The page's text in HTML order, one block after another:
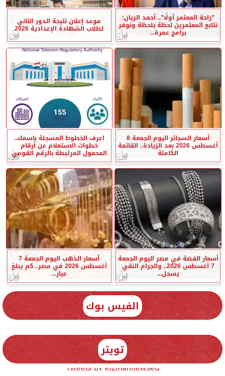
”راحة المعتمر أولًا”.. أحمد الريان:
نتابع المعتمرين لحظة بلحظة ونوفر
برامج عمرة...
موعد إعلان نتيجة الدور الثاني
لطلاب الشهادة الإعدادية 2026
أسعار السجائر اليوم الجمعة 8
أغسطس 2026 بعد الزيادة.. القائمة
الكاملة
اعرف الخطوط المسجلة باسمك..
خطوات الاستعلام عن أرقام
المحمول المرتبطة بالرقم القومي
أسعار الفضة في مصر اليوم الجمعة
7 أغسطس 2026.. والجرام النقي
يسجل...
أسعار الذهب اليوم الجمعة 7
أغسطس 2026 في مصر.. كم يبلغ
عيار...
الفيس بوك
تويتر
Tweets by elzmannewseg